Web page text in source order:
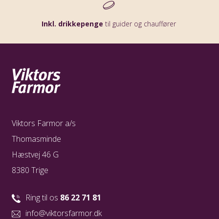
Inkl. drikkepenge til guider og chauffører
Viktors Farmor a/s
Thomasminde
Hæstvej 46 G
8380 Trige
Ring til os 86 22 71 81
info@viktorsfarmor.dk